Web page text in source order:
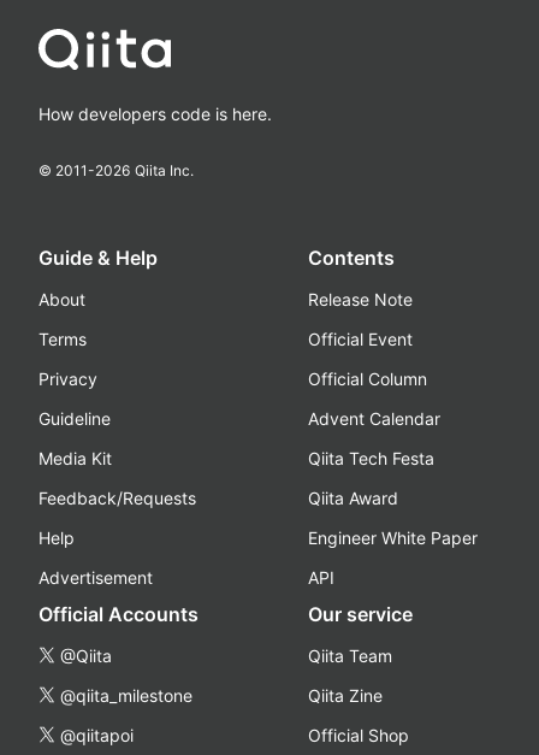
How developers code is here.
© 2011-2026 Qiita Inc.
Guide & Help
About
Terms
Privacy
Guideline
Media Kit
Feedback/Requests
Help
Advertisement
Contents
Release Note
Official Event
Official Column
Advent Calendar
Qiita Tech Festa
Qiita Award
Engineer White Paper
API
Official Accounts
@Qiita
@qiita_milestone
@qiitapoi
Our service
Qiita Team
Qiita Zine
Official Shop